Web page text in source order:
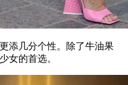
几分个性。除了牛油果
女的首选。